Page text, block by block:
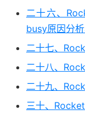
二十六、
busy原因分
二十七、
二十八、
二十九、
三十、